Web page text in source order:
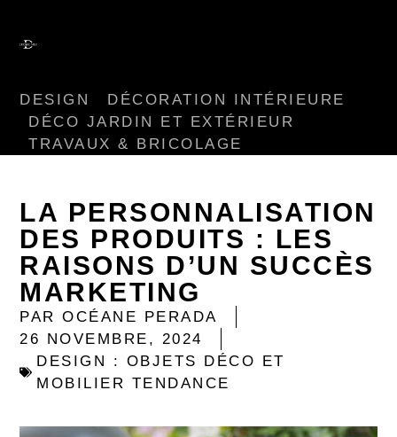
DESIGN
DÉCORATION INTÉRIEURE
DÉCO JARDIN ET EXTÉRIEUR
TRAVAUX & BRICOLAGE
LA PERSONNALISATION
DES PRODUITS : LES
RAISONS D’UN SUCCÈS
MARKETING
PAR OCÉANE PERADA
26 NOVEMBRE, 2024
DESIGN : OBJETS DÉCO ET
MOBILIER TENDANCE